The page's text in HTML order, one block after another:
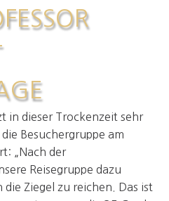
in dieser Trockenzeit sehr
Besuchergruppe am
„Nach der
Reisegruppe dazu
Ziegel zu reichen. Das ist